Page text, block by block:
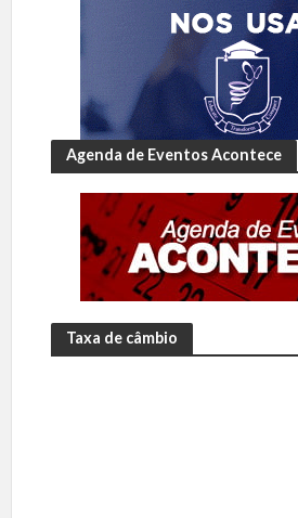
Agenda de Eventos Acontece
Taxa de câmbio